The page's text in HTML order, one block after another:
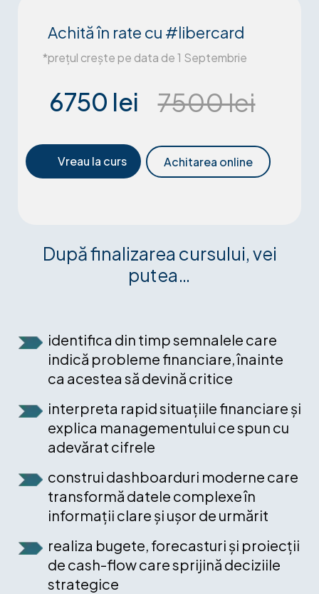
7500 lei
6750 lei
*prețul crește pe data de 1 Septembrie
Achită în rate cu #libercard
Achitarea online
Vreau la curs
După finalizarea cursului, vei
putea…
identifica din timp semnalele care
indică probleme financiare, înainte
ca acestea să devină critice
interpreta rapid situațiile financiare și
explica managementului ce spun cu
adevărat cifrele
construi dashboarduri moderne care
transformă datele complexe în
informații clare și ușor de urmărit
realiza bugete, forecasturi și proiecții
de cash-flow care sprijină deciziile
strategice